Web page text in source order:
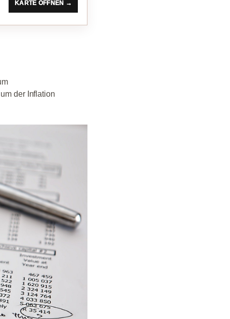
KARTE ÖFFNEN →
der Inflation